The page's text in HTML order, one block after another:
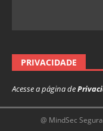
PRIVACIDADE
Acesse a página de
@ MindSec